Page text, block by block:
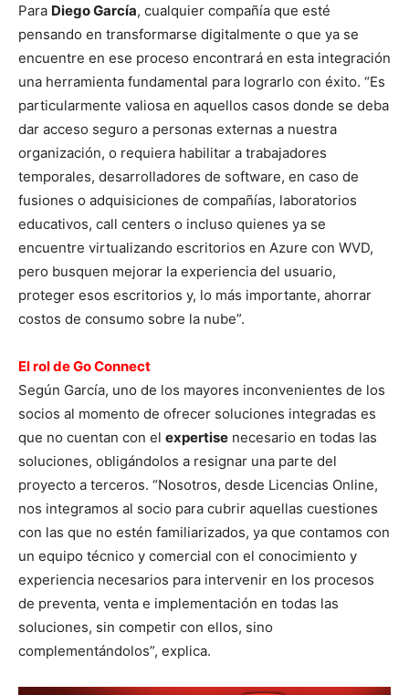
Para Diego García, cualquier compañía que esté
pensando en transformarse digitalmente o que ya se
encuentre en ese proceso encontrará en esta integración
una herramienta fundamental para lograrlo con éxito. “Es
particularmente valiosa en aquellos casos donde se deba
dar acceso seguro a personas externas a nuestra
organización, o requiera habilitar a trabajadores
temporales, desarrolladores de software, en caso de
fusiones o adquisiciones de compañías, laboratorios
educativos, call centers o incluso quienes ya se
encuentre virtualizando escritorios en Azure con WVD,
pero busquen mejorar la experiencia del usuario,
proteger esos escritorios y, lo más importante, ahorrar
costos de consumo sobre la nube”.
El rol de Go Connect
Según García, uno de los mayores inconvenientes de los
socios al momento de ofrecer soluciones integradas es
que no cuentan con el expertise necesario en todas las
soluciones, obligándolos a resignar una parte del
proyecto a terceros. “Nosotros, desde Licencias Online,
nos integramos al socio para cubrir aquellas cuestiones
con las que no estén familiarizados, ya que contamos con
un equipo técnico y comercial con el conocimiento y
experiencia necesarios para intervenir en los procesos
de preventa, venta e implementación en todas las
soluciones, sin competir con ellos, sino
complementándolos”, explica.